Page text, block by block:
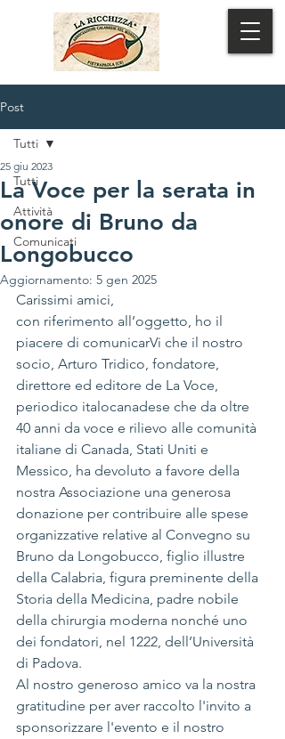
Post
Tutti
Attività
Comunicati
Tutti
La Voce per la serata in
onore di Bruno da
Longobucco
25 giu 2023
Aggiornamento: 5 gen 2025
Carissimi amici,
con riferimento all’oggetto, ho il
piacere di comunicarVi che il nostro
socio, Arturo Tridico, fondatore,
direttore ed editore de La Voce,
periodico italocanadese che da oltre
40 anni da voce e rilievo alle comunità
italiane di Canada, Stati Uniti e
Messico, ha devoluto a favore della
nostra Associazione una generosa
donazione per contribuire alle spese
organizzative relative al Convegno su
Bruno da Longobucco, figlio illustre
della Calabria, figura preminente della
Storia della Medicina, padre nobile
della chirurgia moderna nonché uno
dei fondatori, nel 1222, dell’Università
di Padova.
Al nostro generoso amico va la nostra
gratitudine per aver raccolto l'invito a
sponsorizzare l'evento e il nostro